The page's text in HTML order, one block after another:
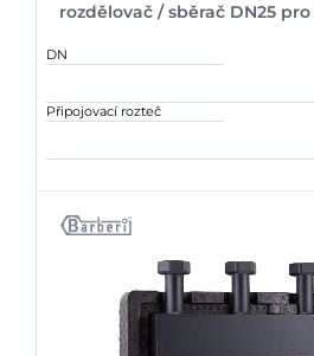
rozdělovač / sběrač DN25
DN
Připojovací rozteč